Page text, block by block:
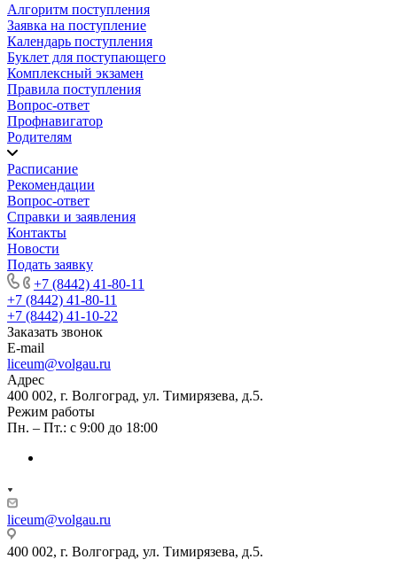
Алгоритм поступления
Заявка на поступление
Календарь поступления
Буклет для поступающего
Комплексный экзамен
Правила поступления
Вопрос-ответ
Профнавигатор
Родителям
Расписание
Рекомендации
Вопрос-ответ
Справки и заявления
Контакты
Новости
Подать заявку
+7 (8442) 41-80-11
+7 (8442) 41-80-11
+7 (8442) 41-10-22
Заказать звонок
E-mail
liceum@volgau.ru
Адрес
400 002, г. Волгоград, ул. Тимирязева, д.5.
Режим работы
Пн. – Пт.: с 9:00 до 18:00
liceum@volgau.ru
400 002, г. Волгоград, ул. Тимирязева, д.5.